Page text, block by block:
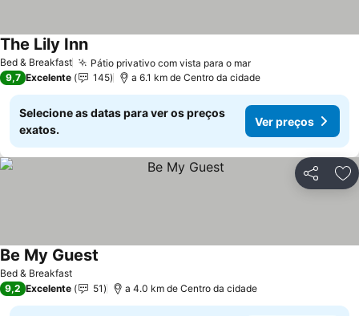
Bed & Breakfast Pátio privativo com vista para o mar
The Lily Inn
9,7 Excelente 145 a 6.1 km de Centro da cidade
Selecione as datas para ver os preços
exatos.
Ver preços
Partilhar
Bed & Breakfast
Be My Guest
9,2 Excelente 51 a 4.0 km de Centro da cidade